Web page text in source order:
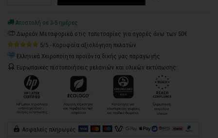
Αποστολή σε 3-5 ημέρες
Δωρεάν Μεταφορικά στις ταπετσαρίες για αγορές άνω των 50€
5/5 - Κορυφαία αξιολόγηση πελατών
Ελληνικά Χειροποίητα προϊόντα δικής μας παραγωγής
Ευρωπαϊκές πιστοποιήσεις μελανιών και υλικών εκτύπωσης:
Ασφαλείς πληρωμές